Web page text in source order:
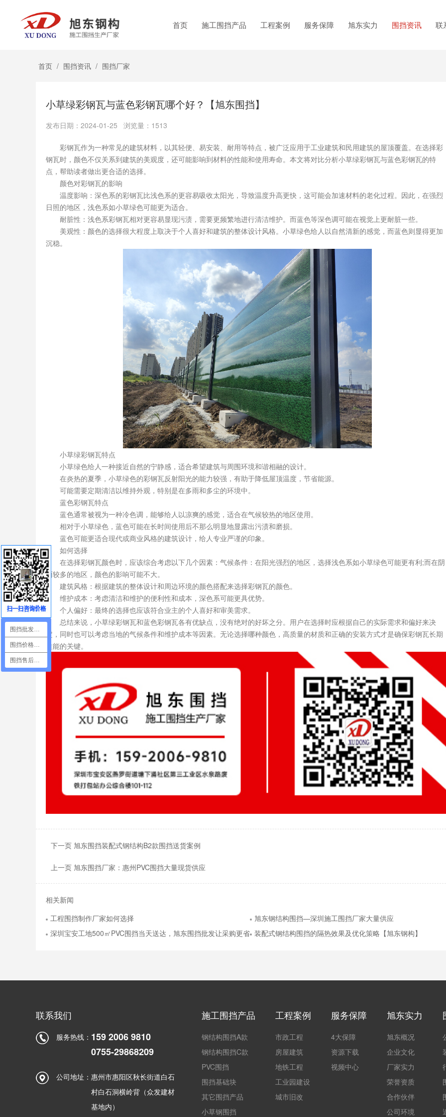
首页 施工围挡产品 工程案例 服务保障 旭东实力 围挡资讯 联
首页 / 围挡资讯 / 围挡厂家
小草绿彩钢瓦与蓝色彩钢瓦哪个好？【旭东围挡】
发布日期：2024-01-25 浏览量：1513
彩钢瓦作为一种常见的建筑材料，以其轻便、易安装、耐用等特点，被广泛应用于工业建筑和民用建筑的屋顶覆盖。在选择彩
钢瓦时，颜色不仅关系到建筑的美观度，还可能影响到材料的性能和使用寿命。本文将对比分析小草绿彩钢瓦与蓝色彩钢瓦的特
点，帮助读者做出更合适的选择。
颜色对彩钢瓦的影响
温度影响：深色系的彩钢瓦比浅色系的更容易吸收太阳光，导致温度升高更快，这可能会加速材料的老化过程。因此，在强烈
日照的地区，浅色系如小草绿色可能更为适合。
耐脏性：浅色系彩钢瓦相对更容易显现污渍，需要更频繁地进行清洁维护。而蓝色等深色调可能在视觉上更耐脏一些。
美观性：颜色的选择很大程度上取决于个人喜好和建筑的整体设计风格。小草绿色给人以自然清新的感觉，而蓝色则显得更加
沉稳。
小草绿彩钢瓦特点
小草绿色给人一种接近自然的宁静感，适合希望建筑与周围环境和谐相融的设计。
在炎热的夏季，小草绿色的彩钢瓦反射阳光的能力较强，有助于降低屋顶温度，节省能源。
可能需要定期清洁以维持外观，特别是在多雨和多尘的环境中。
蓝色彩钢瓦特点
蓝色通常被视为一种冷色调，能够给人以凉爽的感觉，适合在气候较热的地区使用。
相对于小草绿色，蓝色可能在长时间使用后不那么明显地显露出污渍和磨损。
蓝色可能更适合现代或商业风格的建筑设计，给人专业严谨的印象。
如何选择
在选择彩钢瓦颜色时，应该综合考虑以下几个因素：气候条件：在阳光强烈的地区，选择浅色系如小草绿色可能更有利;而在阴
雨较多的地区，颜色的影响可能不大。
建筑风格：根据建筑的整体设计和周边环境的颜色搭配来选择彩钢瓦的颜色。
维护成本：考虑清洁和维护的便利性和成本，深色系可能更具优势。
个人偏好：最终的选择也应该符合业主的个人喜好和审美需求。
总结来说，小草绿彩钢瓦和蓝色彩钢瓦各有优缺点，没有绝对的好坏之分。用户在选择时应根据自己的实际需求和偏好来决
定，同时也可以考虑当地的气候条件和维护成本等因素。无论选择哪种颜色，高质量的材质和正确的安装方式才是确保彩钢瓦长期
性能的关键。
下一页 旭东围挡装配式钢结构B2款围挡送货案例
上一页 旭东围挡厂家：惠州PVC围挡大量现货供应
相关新闻
工程围挡制作厂家如何选择
旭东钢结构围挡—深圳施工围挡厂家大量供应
深圳宝安工地500㎡PVC围挡当天送达，旭东围挡批发让采购更省心！装配式钢结构围挡的隔热效果及优化策略【旭东钢构】
联系我们
服务热线： 159 2006 9810
0755-29868209
公司地址： 惠州市惠阳区秋长街道白石
村白石洞横岭背（众发建材
基地内）
施工围挡产品
钢结构围挡A款
钢结构围挡C款
PVC围挡
围挡基础块
其它围挡产品
小草钢围挡
工程案例
市政工程
房屋建筑
地铁工程
工业园建设
城市旧改
服务保障
4大保障
资源下载
视频中心
旭东实力
旭东概况
企业文化
厂家实力
荣誉资质
合作伙伴
公司环境